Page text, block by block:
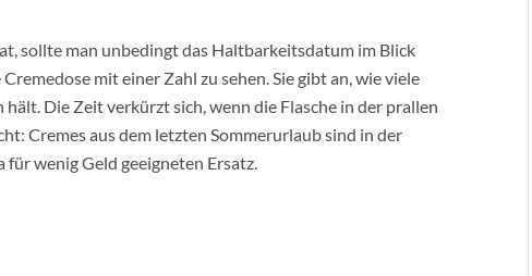
sollte man unbedingt das Haltbarkeitsdatum im Blick
mit einer Zahl zu sehen. Sie gibt an, wie viele
Die Zeit verkürzt sich, wenn die Flasche in der prallen
Cremes aus dem letzten Sommerurlaub sind in der
für wenig Geld geeigneten Ersatz.